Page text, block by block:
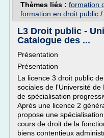
Thèmes liés : formation
formation en droit public /
L3 Droit public -
Catalogue des ...
Présentation
Présentation
La licence 3 droit public
sociales de l'Université
de spécialisation
Après une licence 2
propose une
cours de droit de la
biens contentieux